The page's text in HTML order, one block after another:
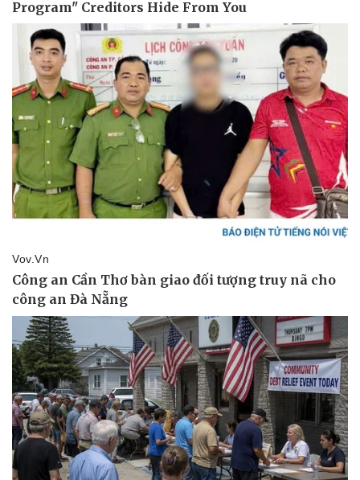
Pháp luật
Vụ án
Tin nóng
Tư vấn luật
Quân sự - Quốc phòng
Vũ khí
Việt Nam
Phân tích